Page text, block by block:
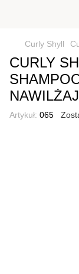
Curly Shyll
CURLY
Artykuł: 065